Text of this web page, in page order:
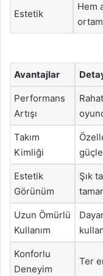
Estetik
Hem
Avantajlar
Performans
Artışı
Takım
Kimliği
Estetik
Görünüm
Şık
Uzun Ömürlü
Kullanım
Konforlu
Deneyim
Ter